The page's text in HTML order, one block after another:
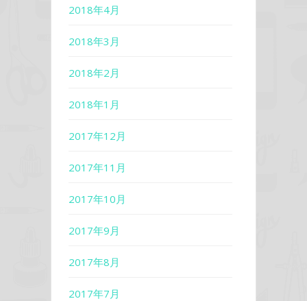
2018年4月
2018年3月
2018年2月
2018年1月
2017年12月
2017年11月
2017年10月
2017年9月
2017年8月
2017年7月